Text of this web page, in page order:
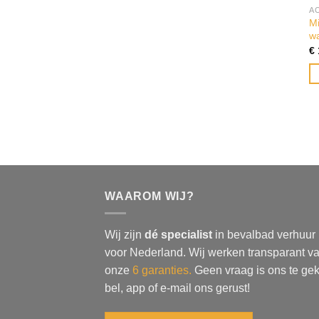
€
WAAROM WIJ?
Wij zijn dé specialist in bevalbad verhuur
voor Nederland. Wij werken transparant
onze 6 garanties. Geen vraag is ons te
bel, app of e-mail ons gerust!